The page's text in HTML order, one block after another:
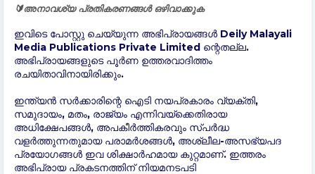
🔰അനാവശ്യ പ്രതികരണങ്ങൾ ഒഴിവാക്കുക
ഇവിടെ പോസ്റ്റു ചെയ്യുന്ന അഭിപ്രായങ്ങൾ Deily Malayali
Media Publications Private Limited ന്റെതല്ല.
അഭിപ്രായങ്ങളുടെ പൂർണ ഉത്തരവാദിത്തം
രചയിതാവിനായിരിക്കും.
ഇന്ത്യന്‍ സർക്കാരിന്റെ ഐടി നയപ്രകാരം വ്യക്തി,
സമുദായം, മതം, രാജ്യം എന്നിവയ്ക്കെതിരായ
അധിക്ഷേപങ്ങൾ, അപകീർത്തികരവും സ്പർദ്ധ
വളർത്തുന്നതുമായ പരാമർശങ്ങൾ, അശ്ലീല-അസഭ്യപദ
പ്രയോഗങ്ങൾ ഇവ ശിക്ഷാർഹമായ കുറ്റമാണ്. ഇത്തരം
അഭിപ്രായ പ്രകടനത്തിന് നിയമനടപടി